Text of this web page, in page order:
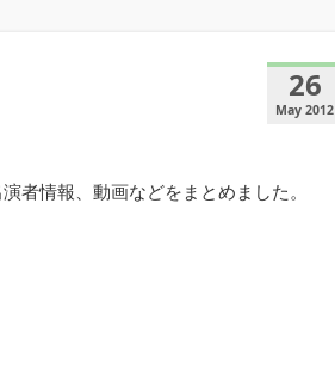
26
May 2012
者情報、動画などをまとめました。